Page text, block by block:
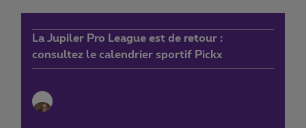
La Jupiler Pro League est de retour :
consultez le calendrier sportif Pickx